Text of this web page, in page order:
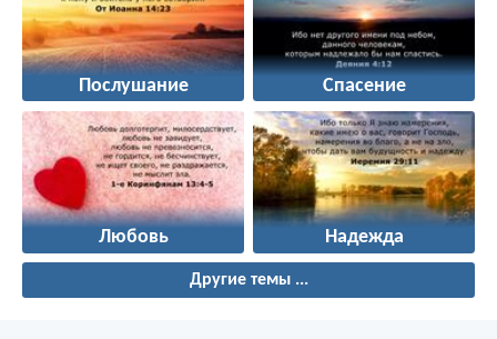
Послушание Спасение
Любовь Надежда
Другие темы ...